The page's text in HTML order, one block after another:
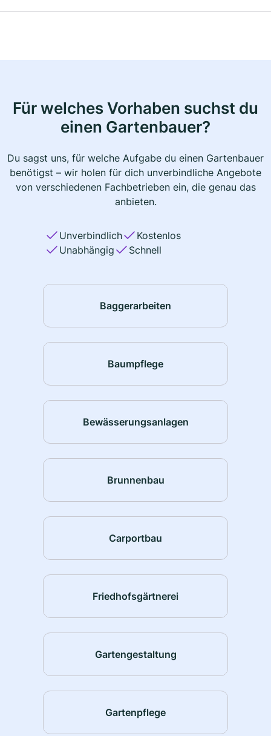
Für welches Vorhaben suchst du
einen Gartenbauer?
Du sagst uns, für welche Aufgabe du einen Gartenbauer
benötigst – wir holen für dich unverbindliche Angebote
von verschiedenen Fachbetrieben ein, die genau das
anbieten.
Unverbindlich
Kostenlos
Unabhängig
Schnell
Baggerarbeiten
Baumpflege
Bewässerungsanlagen
Brunnenbau
Carportbau
Friedhofsgärtnerei
Gartengestaltung
Gartenpflege